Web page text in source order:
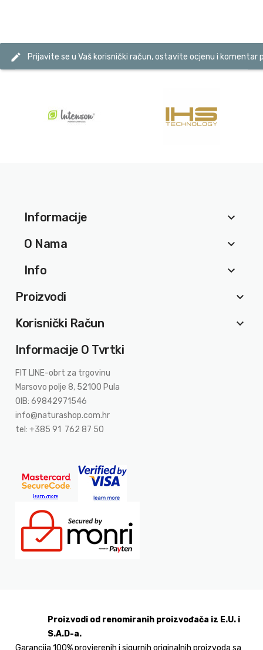
edit Prijavite se u Vaš korisnički račun, ostavite ocjenu i komentar
Informacije
keyboard_arrow_down
O Nama
keyboard_arrow_down
Info
keyboard_arrow_down
Proizvodi
keyboard_arrow_down
Korisnički Račun
keyboard_arrow_down
Informacije O Tvrtki
FIT LINE-obrt za trgovinu
Marsovo polje 8, 52100 Pula
OIB: 69842971546
info@naturashop.com.hr
tel: +385 91 762 87 50
Proizvodi od renomiranih proizvođača iz E.U. i
S.A.D-a.
Garancija 100% provjerenih i sigurnih originalnih proizvoda sa